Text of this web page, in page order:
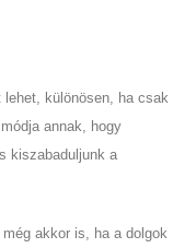
különösen, ha csak
annak, hogy
kiszabaduljunk a
akkor is, ha a dolgok